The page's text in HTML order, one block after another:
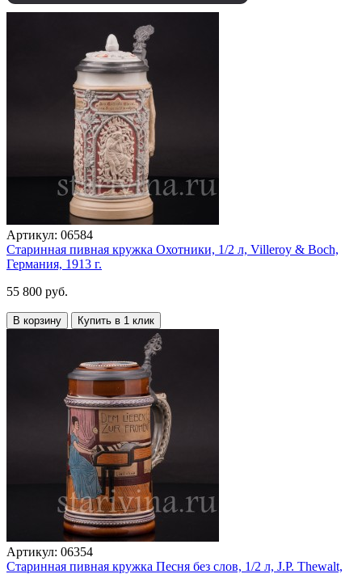
Артикул: 06584
Старинная пивная кружка Охотники, 1/2 л, Villeroy & Boch,
Германия, 1913 г.
55 800 руб.
В корзину Купить в 1 клик
Артикул: 06354
Старинная пивная кружка Песня без слов, 1/2 л, J.P. Thewalt,